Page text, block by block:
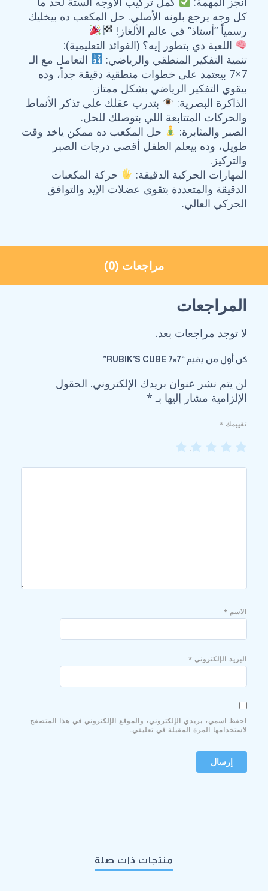
كل وجه يرجع بلونه الأصلي. حل المكعب ده بيخليك
رسمياً “أستاذ” في عالم الألغاز!
اللعبة دي بتطور إيه؟ (الفوائد التعليمية):
تنمية التفكير المنطقي والرياضي:
التعامل مع الـ
7×7 بيعتمد على خطوات منطقية دقيقة جداً، وده
بيقوي التفكير الرياضي بشكل ممتاز.
الذاكرة البصرية:
بتدرب عقلك على تذكر الأنماط
والحركات المتتابعة اللي بتوصلك للحل.
الصبر والمثابرة:
حل المكعب ده ممكن ياخد وقت
طويل، وده بيعلم الطفل أقصى درجات الصبر
والتركيز.
المهارات الحركية الدقيقة:
حركة المكعبات
الدقيقة والمتعددة بتقوي عضلات الإيد والتوافق
الحركي العالي.
مراجعات (0)
المراجعات
لا توجد مراجعات بعد.
كن أول من يقيم “RUBIK’S CUBE 7×7”
لن يتم نشر عنوان بريدك الإلكتروني. الحقول
الإلزامية مشار إليها بـ *
تقييمك *
1
2
3
4
الاسم *
البريد الإلكتروني *
احفظ اسمي، بريدي الإلكتروني، والموقع الإلكتروني في هذا المتصفح
لاستخدامها المرة المقبلة في تعليقي.
منتجات ذات صلة